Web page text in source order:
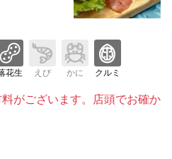
花生 えび かに クルミ
がございます。店頭でお確か